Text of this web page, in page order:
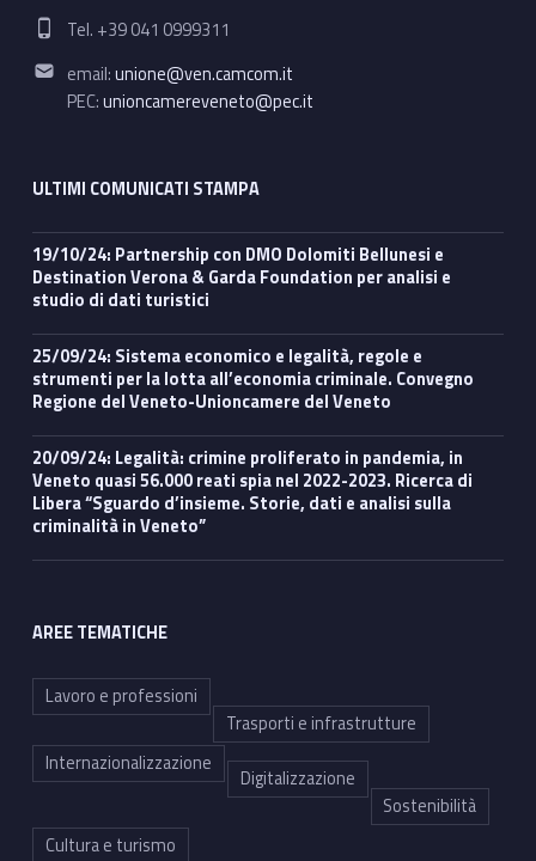
Phone number:
Tel. +39 041 0999311
Email address:
email:unione@ven.camcom.it
PEC:unioncamereveneto@pec.it
ULTIMI COMUNICATI STAMPA
19/10/24: Partnership con DMO Dolomiti Bellunesi e
Destination Verona & Garda Foundation per analisi e
studio di dati turistici
25/09/24: Sistema economico e legalità, regole e
strumenti per la lotta all’economia criminale. Convegno
Regione del Veneto-Unioncamere del Veneto
20/09/24: Legalità: crimine proliferato in pandemia, in
Veneto quasi 56.000 reati spia nel 2022-2023. Ricerca di
Libera “Sguardo d’insieme. Storie, dati e analisi sulla
criminalità in Veneto”
AREE TEMATICHE
Lavoro e professioni
Trasporti e infrastrutture
Internazionalizzazione
Digitalizzazione
Sostenibilità
Cultura e turismo